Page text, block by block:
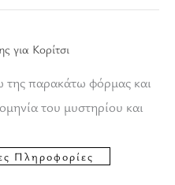
για Κορίτσι
της παρακάτω φόρμας και
του μυστηρίου και